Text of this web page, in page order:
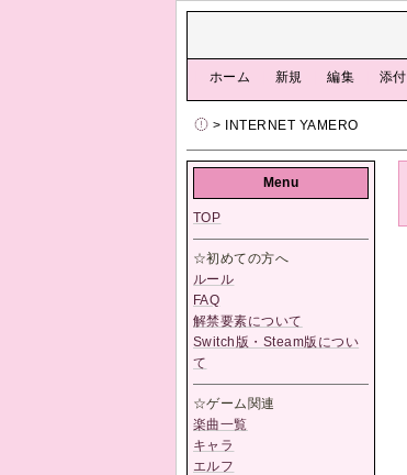
ホーム 新規 編集 添付
> INTERNET YAMERO
Menu
TOP
☆初めての方へ
ルール
FAQ
解禁要素について
Switch版・Steam版につい
て
☆ゲーム関連
楽曲一覧
キャラ
エルフ